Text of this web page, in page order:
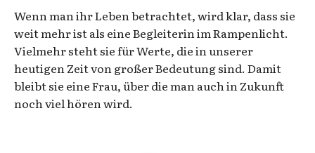
Wenn man ihr Leben betrachtet, wird klar, dass sie
weit mehr ist als eine Begleiterin im Rampenlicht.
Vielmehr steht sie für Werte, die in unserer
heutigen Zeit von großer Bedeutung sind. Damit
bleibt sie eine Frau, über die man auch in Zukunft
noch viel hören wird.